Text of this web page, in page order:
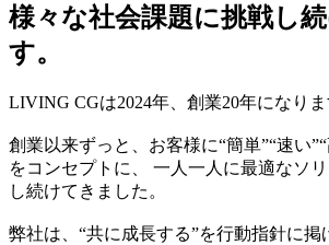
様々な社会課題に挑戦し
す。
LIVING CGは2024年、創業20年になりま
創業以来ずっと、お客様に“簡単”“速い
をコンセプトに、 一人一人に最適なソ
し続けてきました。
弊社は、“共に成長する”を行動指針に掲